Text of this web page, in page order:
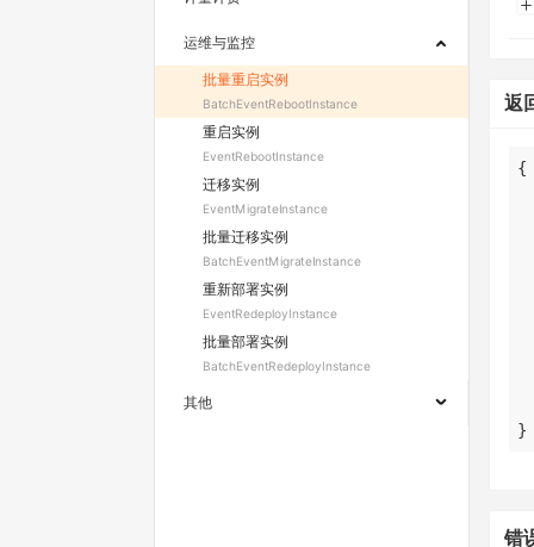
运维与监控
批量重启实例
BatchEventRebootInstance
重启实例
EventRebootInstance
迁移实例
EventMigrateInstance
批量迁移实例
BatchEventMigrateInstance
重新部署实例
EventRedeployInstance
批量部署实例
BatchEventRedeployInstance
其他
返
}
错